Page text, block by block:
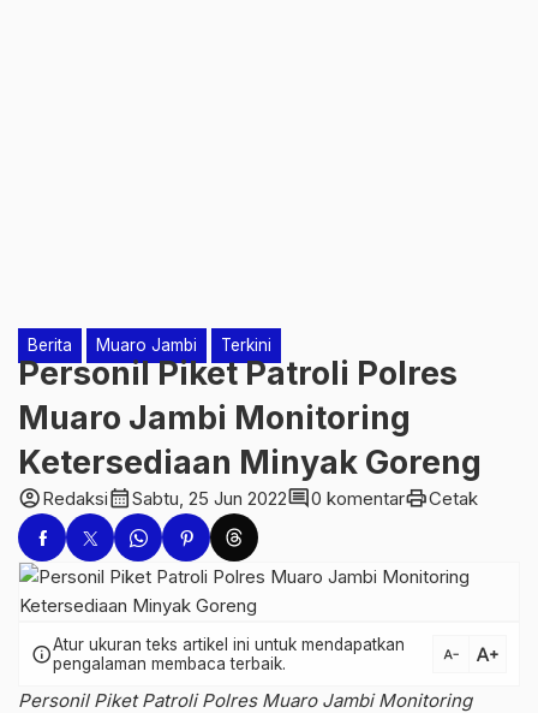
Berita Muaro Jambi Terkini
Personil Piket Patroli Polres
Muaro Jambi Monitoring
Ketersediaan Minyak Goreng
account_circleRedaksicalendar_monthSabtu, 25 Jun 2022comment0 komentarprintCetak
infoAtur ukuran teks artikel ini untuk mendapatkan
pengalaman membaca terbaik.
text_decrease text_increase
Personil Piket Patroli Polres Muaro Jambi Monitoring